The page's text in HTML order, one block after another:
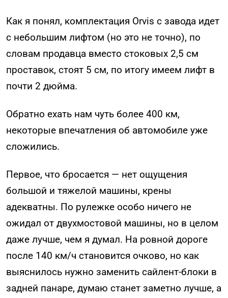
Как я понял, комплектация Orvis с завода идет
с небольшим лифтом (но это не точно), по
словам продавца вместо стоковых 2,5 см
проставок, стоят 5 см, по итогу имеем лифт в
почти 2 дюйма.
Обратно ехать нам чуть более 400 км,
некоторые впечатления об автомобиле уже
сложились.
Первое, что бросается — нет ощущения
большой и тяжелой машины, крены
адекватны. По рулежке особо ничего не
ожидал от двухмостовой машины, но в целом
даже лучше, чем я думал. На ровной дороге
после 140 км/ч становится очково, но как
выяснилось нужно заменить сайлент-блоки в
задней панаре, думаю станет заметно лучше, а